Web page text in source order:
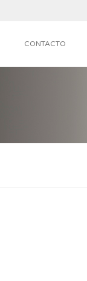
CONTACTO